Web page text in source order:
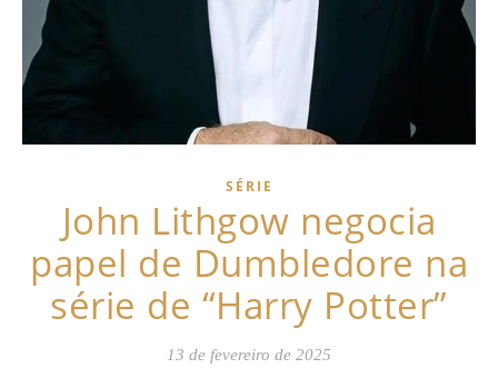
SÉRIE
John Lithgow negocia
papel de Dumbledore na
série de “Harry Potter”
13 de fevereiro de 2025